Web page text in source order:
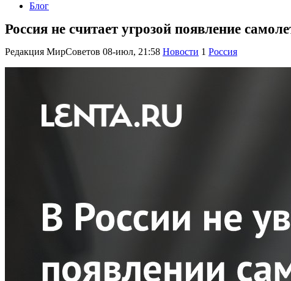
Блог
Россия не считает угрозой появление
Редакция МирСоветов 08-июл, 21:58 Новости 1 Россия